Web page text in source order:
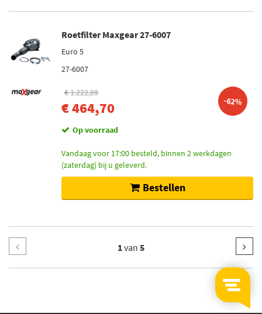
Roetfilter Maxgear 27-6007
Euro 5
27-6007
€ 1.222,89
€ 464,70 -62%
Op voorraad
Vandaag voor 17:00 besteld, binnen 2 werkdagen
(zaterdag) bij u geleverd.
Bestellen
1van 5